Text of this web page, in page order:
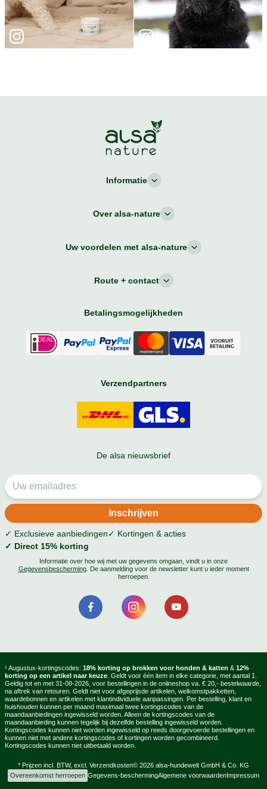
Informatie
Over alsa-nature
Uw voordelen met alsa-nature
Route + contact
Betalingsmogelijkheden
Verzendpartners
De alsa nieuwsbrief
✓ Exclusieve aanbiedingen✓ Kortingen & acties
✓ Direct 15% korting
Informatie over hoe wij met uw gegevens omgaan, vindt u in onze
Gegevensbescherming. De aanmelding voor de newsletter kunt u ieder moment
herroepen.
¹ Augustus-kortingscodes: 18% korting op brokken voor honden & katten & 12%
korting op een artikel naar keuze . Geldt voor één item in elke categorie, met aantal 1.
Geldig tot en met 31-08-2026, voor bestellingen in de onlineshop va. € 20,- bestelwaarde,
na aftrek van retouren. Geldt niet voor afgeprijsde artikelen, welkomstpakketten,
waardebonnen en artikelen met klantindividuele aanpassingen. Per bestelling, klant en
huishouden kunnen per maand maximaal twee kortingscodes van de
maandaanbiedingen ingewisseld worden. Alleen de kortingscodes van de
maandaanbieding kunnen tegelijk bij dezelfde bestelling ingewisseld worden.
Kortingscodes kunnen niet worden ingewisseld op reeds doorgevoerde bestellingen en
kunnen niet met andere kortingscodes of kortingen worden gecombineerd.
Kortingscodes kunnen niet uitbetaald worden.
* Prijzen incl. BTW, excl. Verzendkosten© 2026 alsa-hundewelt GmbH & Co. KG
Overeenkomst herroepen Gegevens-beschermingAlgemene voorwaardenImpressum